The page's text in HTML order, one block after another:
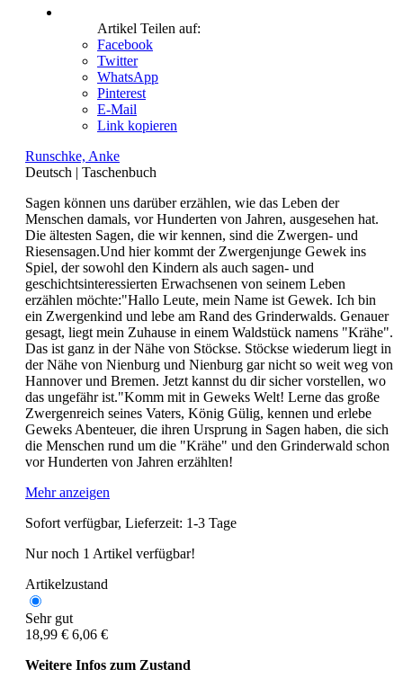
Artikel Teilen auf:
Facebook
Twitter
WhatsApp
Pinterest
E-Mail
Link kopieren
Runschke, Anke
Deutsch | Taschenbuch
Sagen können uns darüber erzählen, wie das Leben der
Menschen damals, vor Hunderten von Jahren, ausgesehen hat.
Die ältesten Sagen, die wir kennen, sind die Zwergen- und
Riesensagen.Und hier kommt der Zwergenjunge Gewek ins
Spiel, der sowohl den Kindern als auch sagen- und
geschichtsinteressierten Erwachsenen von seinem Leben
erzählen möchte:"Hallo Leute, mein Name ist Gewek. Ich bin
ein Zwergenkind und lebe am Rand des Grinderwalds. Genauer
gesagt, liegt mein Zuhause in einem Waldstück namens "Krähe".
Das ist ganz in der Nähe von Stöckse. Stöckse wiederum liegt in
der Nähe von Nienburg und Nienburg gar nicht so weit weg von
Hannover und Bremen. Jetzt kannst du dir sicher vorstellen, wo
das ungefähr ist."Komm mit in Geweks Welt! Lerne das große
Zwergenreich seines Vaters, König Gülig, kennen und erlebe
Geweks Abenteuer, die ihren Ursprung in Sagen haben, die sich
die Menschen rund um die "Krähe" und den Grinderwald schon
vor Hunderten von Jahren erzählten!
Mehr anzeigen
Sofort verfügbar, Lieferzeit: 1-3 Tage
Nur noch 1 Artikel verfügbar!
Artikelzustand
Sehr gut
18,99 € 6,06 €
Weitere Infos zum Zustand